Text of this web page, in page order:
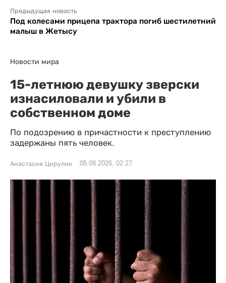
Предыдущая новость
Под колесами прицепа трактора погиб шестилетний
малыш в Жетысу
Новости мира
15-летнюю девушку зверски
изнасиловали и убили в
собственном доме
По подозрению в причастности к преступлению
задержаны пять человек.
Анастасия Цирулик 05.08.2026, 02:27